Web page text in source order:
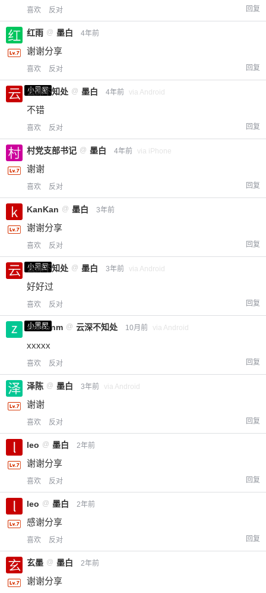
20 50 自定义
喜欢 反对 回复
红雨 @ 墨白 4年前
谢谢分享
喜欢 反对 回复
小黑屋
云深不知处 @ 墨白 4年前 via Android
不错
喜欢 反对 回复
村党支部书记 @ 墨白 4年前 via iPhone
谢谢
喜欢 反对 回复
KanKan @ 墨白 3年前
谢谢分享
喜欢 反对 回复
小黑屋
云深不知处 @ 墨白 3年前 via Android
好好过
喜欢 反对 回复
小黑屋
zxcvbnm @ 云深不知处 10月前 via Android
xxxxx
喜欢 反对 回复
泽陈 @ 墨白 3年前 via Android
谢谢
喜欢 反对 回复
leo @ 墨白 2年前
谢谢分享
喜欢 反对 回复
leo @ 墨白 2年前
感谢分享
喜欢 反对 回复
玄墨 @ 墨白 2年前
谢谢分享
您没有权限发布内容，请购买会员或者提升权
限。